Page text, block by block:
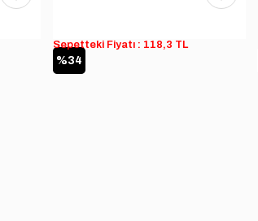
%34
Sepetteki Fiyatı : 118,3 TL